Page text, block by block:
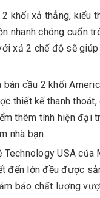
2 khối xả thẳng, kiểu
nhanh chóng cuốn
xả 2 chế độ sẽ
bàn cầu 2 khối
thiết kế thanh thoát,
thêm tính hiện đại
nhà bạn.
Technology USA của
đến lớn đều được
bảo chất lượng